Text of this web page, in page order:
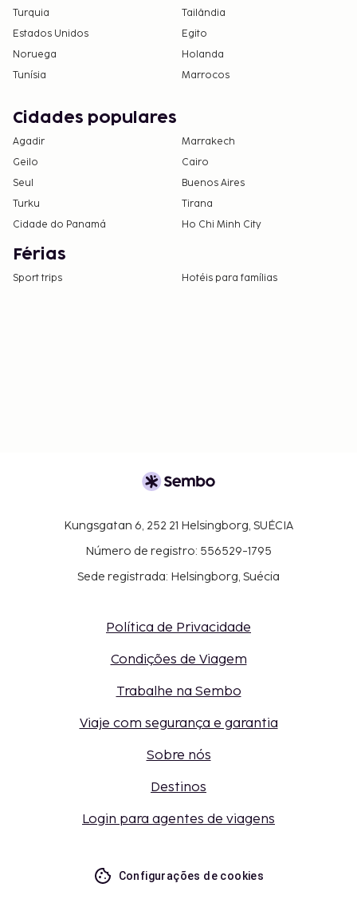
Turquia
Tailândia
Estados Unidos
Egito
Noruega
Holanda
Tunísia
Marrocos
Cidades populares
Agadir
Marrakech
Geilo
Cairo
Seul
Buenos Aires
Turku
Tirana
Cidade do Panamá
Ho Chi Minh City
Férias
Sport trips Hotéis para famílias
Kungsgatan 6, 252 21 Helsingborg, SUÉCIA
Número de registro: 556529-1795
Sede registrada: Helsingborg, Suécia
Política de Privacidade
Condições de Viagem
Trabalhe na Sembo
Viaje com segurança e garantia
Sobre nós
Destinos
Login para agentes de viagens
Configurações de cookies